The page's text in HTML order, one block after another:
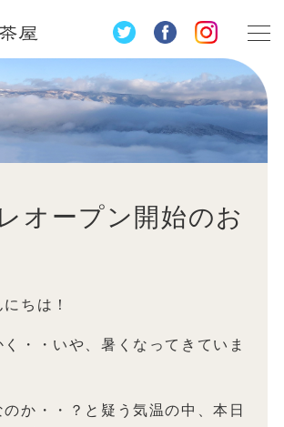
オープン開始のお
ちは！
く・・いや、暑くなってきていま
か・・？と疑う気温の中、本日